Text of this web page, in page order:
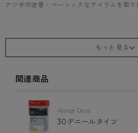
アツギの定番・ベーシックなアイテムを取り
50デニールの絶妙な透け感が魅力。
ヌードトウ仕様で、つま先まで美しく魅せて
・バックマーク付
※商品画像はできる限り実物の色に近づける
ご覧になる環境（PCのモニタ設定やスマ
関連商品
Atsugi Days
30デニールタイツ